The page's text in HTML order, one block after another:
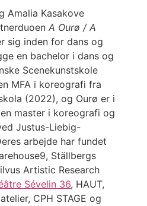
Amalia Kasakove
A Ourø / A
sig inden for dans og
en bachelor i dans og
Scenekunstskole
MFA i koreografi fra
(2022), og Ourø er i
master i koreografi og
Justus-Liebig-
arbejde har fundet
Ställbergs
Artistic Research
Sévelin 36, HAUT,
CPH STAGE og